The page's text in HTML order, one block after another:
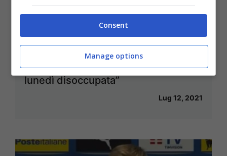
Katia Serra, pazzesca rivelazione
dopo la telecronaca della finale: “Da
lunedì disoccupata”
Lug 12, 2021
Consent
Manage options